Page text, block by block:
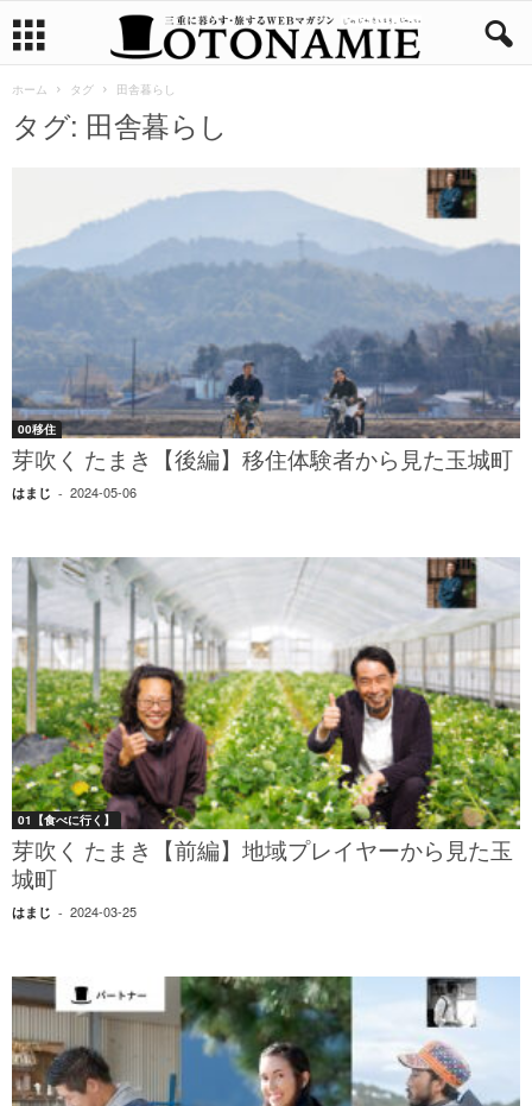
ホーム タグ 田舎暮らし
タグ: 田舎暮らし
00移住
芽吹く たまき【後編】移住体験者から見た玉城町
はまじ - 2024-05-06
01【食べに行く】
芽吹く たまき【前編】地域プレイヤーから見た玉
城町
はまじ - 2024-03-25